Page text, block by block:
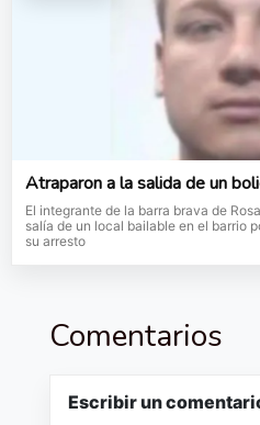
Atraparon a la salida de un
El integrante de la barra brava de
salía de un local bailable en el barrio
su arresto
Comentarios
Escribir un